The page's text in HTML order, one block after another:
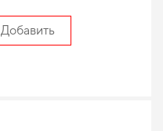
Добавить